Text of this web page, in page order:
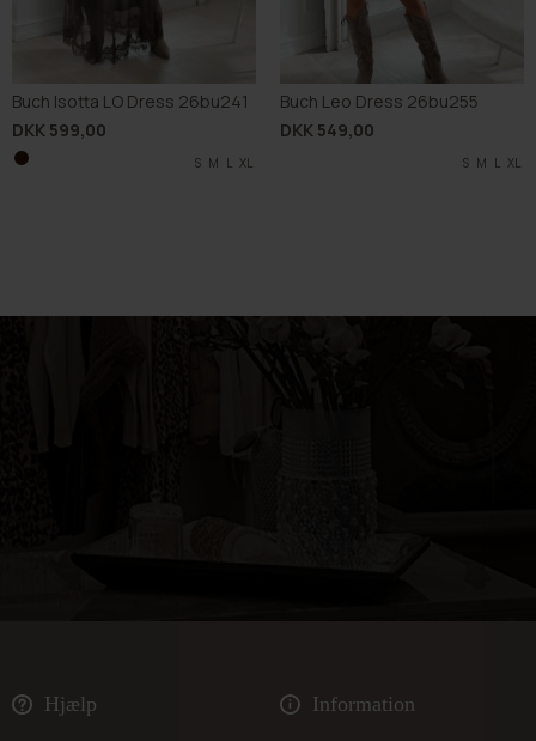
Buch Isotta LO Dress 26bu241
DKK 599,00
S M L XL
Buch Leo Dress 26bu255
DKK 549,00
S M L XL
Hjælp Information